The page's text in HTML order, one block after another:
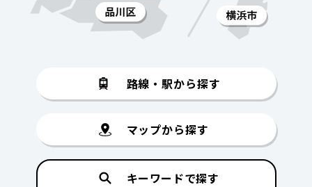
路線・駅から探す
マップから探す
キーワードで探す